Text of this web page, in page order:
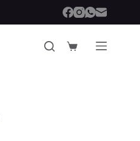
Carro